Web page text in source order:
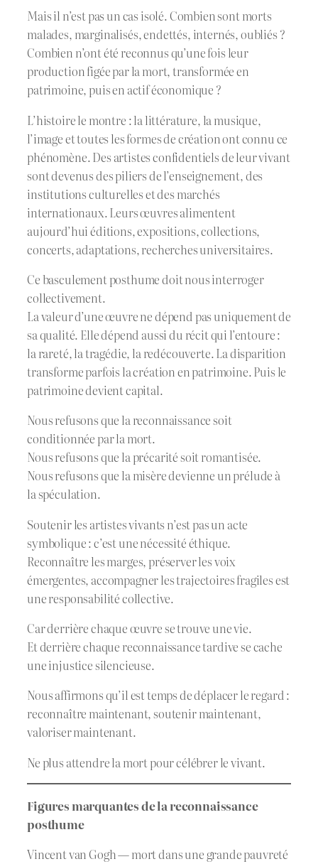
Mais il n’est pas un cas isolé. Combien sont morts
malades, marginalisés, endettés, internés, oubliés ?
Combien n’ont été reconnus qu’une fois leur
production figée par la mort, transformée en
patrimoine, puis en actif économique ?
L’histoire le montre : la littérature, la musique,
l’image et toutes les formes de création ont connu ce
phénomène. Des artistes confidentiels de leur vivant
sont devenus des piliers de l’enseignement, des
institutions culturelles et des marchés
internationaux. Leurs œuvres alimentent
aujourd’hui éditions, expositions, collections,
concerts, adaptations, recherches universitaires.
Ce basculement posthume doit nous interroger
collectivement.
La valeur d’une œuvre ne dépend pas uniquement de
sa qualité. Elle dépend aussi du récit qui l’entoure :
la rareté, la tragédie, la redécouverte. La disparition
transforme parfois la création en patrimoine. Puis le
patrimoine devient capital.
Nous refusons que la reconnaissance soit
conditionnée par la mort.
Nous refusons que la précarité soit romantisée.
Nous refusons que la misère devienne un prélude à
la spéculation.
Soutenir les artistes vivants n’est pas un acte
symbolique : c’est une nécessité éthique.
Reconnaître les marges, préserver les voix
émergentes, accompagner les trajectoires fragiles est
une responsabilité collective.
Car derrière chaque œuvre se trouve une vie.
Et derrière chaque reconnaissance tardive se cache
une injustice silencieuse.
Nous affirmons qu’il est temps de déplacer le regard :
reconnaître maintenant, soutenir maintenant,
valoriser maintenant.
Ne plus attendre la mort pour célébrer le vivant.
Figures marquantes de la reconnaissance
posthume
Vincent van Gogh — mort dans une grande pauvreté